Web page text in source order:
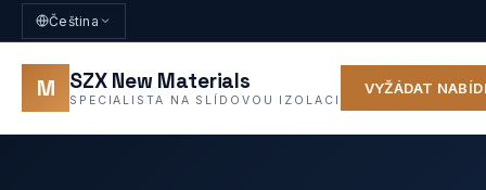
Čeština
M SZX New Materials
SPECIALISTA NA SLÍDOVOU IZOLACI
VYŽÁDAT